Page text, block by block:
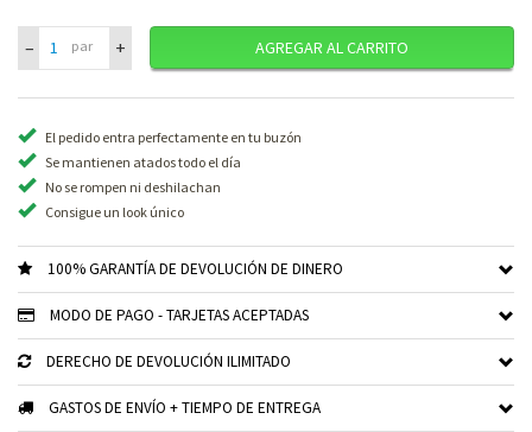
– par + AGREGAR AL CARRITO
El pedido entra perfectamente en tu buzón
Se mantienen atados todo el día
No se rompen ni deshilachan
Consigue un look único
100% GARANTÍA DE DEVOLUCIÓN DE DINERO
MODO DE PAGO - TARJETAS ACEPTADAS
DERECHO DE DEVOLUCIÓN ILIMITADO
GASTOS DE ENVÍO + TIEMPO DE ENTREGA